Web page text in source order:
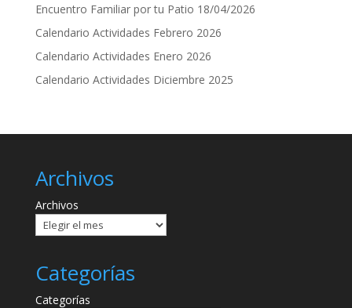
Encuentro Familiar por tu Patio 18/04/2026
Calendario Actividades Febrero 2026
Calendario Actividades Enero 2026
Calendario Actividades Diciembre 2025
Archivos
Archivos
Categorías
Categorías